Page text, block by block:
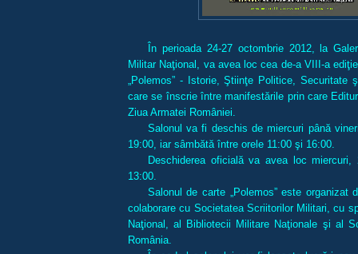
În perioada 24-27 octombrie 2012, la
Militar Naţional, va avea loc cea de-a VIII-a
„Polemos” - Istorie, Ştiinţe Politice, Securitate
care se înscrie între manifestările prin care
Ziua Armatei României.
Salonul va fi deschis de miercuri până
19:00, iar sâmbătă între orele 11:00 şi 16:00.
Deschiderea oficială va avea loc
13:00.
Salonul de carte „Polemos” este organizat
colaborare cu Societatea Scriitorilor Militari, cu
Naţional, al Bibliotecii Militare Naţionale şi al
România.